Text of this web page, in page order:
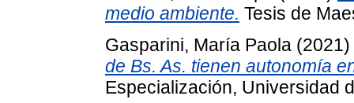
medio ambiente. Tesis de
Gasparini, María Paola (2021)
de Bs. As. tienen autonomía
Especialización, Universidad